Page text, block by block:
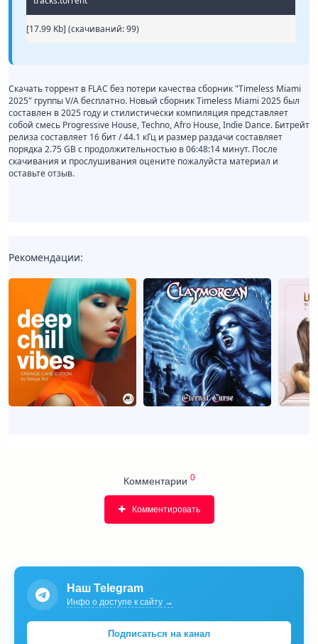
[17.99 Kb] (cкачиваний: 99)
Скачать торрент в FLAC без потери качества сборник "Timeless Miami
2025" группы V/A бесплатно. Новый сборник Timeless Miami 2025 был
составлен в 2025 году и стилистически компиляция представляет
собой смесь Progressive House, Techno, Afro House, Indie Dance. Битрейт
релиза составляет 16 бит / 44.1 кГц и размер раздачи составляет
порядка 2.75 GB с продолжительностью в 06:48:14 минут. После
скачивания и прослушивания оцените пожалуйста материал и
оставьте отзыв.
Рекомендации:
Комментарии 0
Комментировать
Наш Telegram
Инфо о доступе к сайту →
Подписаться на канал